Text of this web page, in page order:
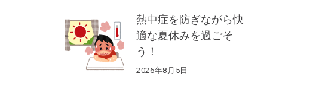
熱中症を防ぎながら快
適な夏休みを過ごそ
う！
2026年8月5日